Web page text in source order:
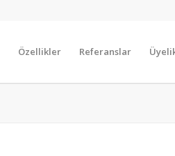
Özellikler Referanslar